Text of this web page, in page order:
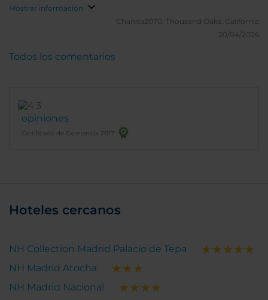
Mostrar información
Chanita2070.
Thousand Oaks, California
20/04/2026
opiniones
Certificado de Excelencia 2017
Todos los comentarios
Hoteles cercanos
NH Collection Madrid Palacio de Tepa
NH Madrid Atocha
NH Madrid Nacional